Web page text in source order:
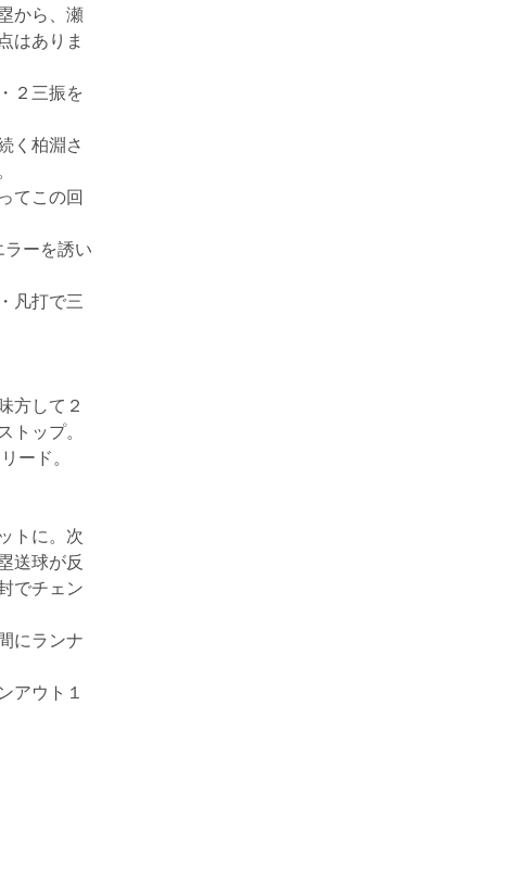
から、瀬
はありま
２三振を
く柏淵さ
。
てこの回
ーを誘い
凡打で三
方して２
トップ。
ード。
トに。次
送球が反
でチェン
にランナ
アウト１